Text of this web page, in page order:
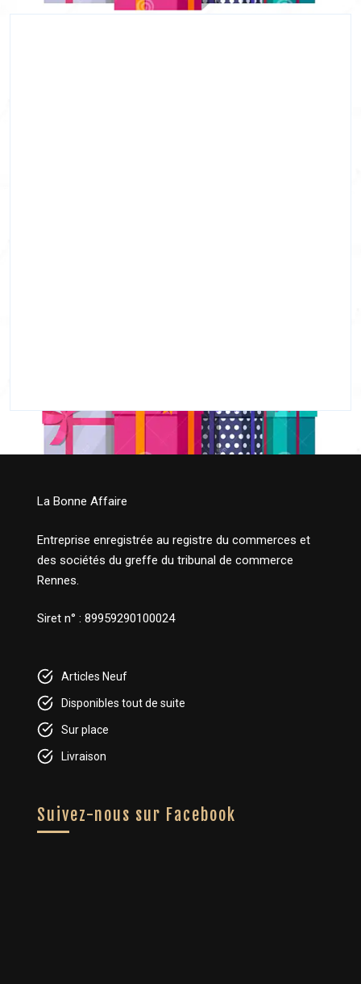
La Bonne Affaire
Entreprise enregistrée au registre du commerces et
des sociétés du greffe du tribunal de commerce
Rennes.
Siret n° : 89959290100024
Articles Neuf
Disponibles tout de suite
Sur place
Livraison
Suivez-nous sur Facebook